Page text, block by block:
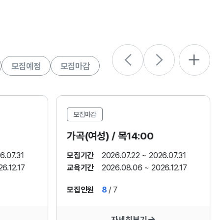
모집예정 모집마감
모집마감
가곡(여성) / 목14:00
모집기간
2026.07.22 ~ 2026.07.31
교육기간
2026.08.06 ~ 2026.12.17
모집인원 8/ 7